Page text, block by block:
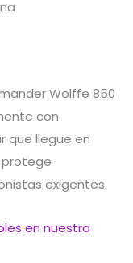
Wolffe 850
con
que llegue en
protege
exigentes.
en nuestra